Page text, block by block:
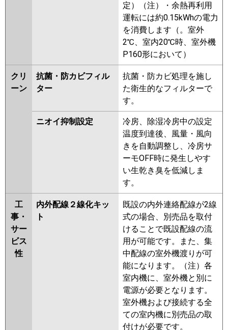
定）（注）・余熱再利用
運転には約0.15kWhの電力
を消費します（。室外
2℃、室内20℃時、室外機
P160形において）
クリ
ーン
抗菌・防カビフィル
ター
抗菌・防カビ処理を施し
た衛生的なフィルターで
す。
ニオイ抑制設定
冷房、除湿冷房中の設定
温度到達後、風量・風向
きを自動調整し、冷房サ
ーモOFF時に発生しやす
い生乾き臭を低減しま
す。
工
事・
サー
ビス
性
内外配線２線化キッ
ト
既設の内外連絡配線が2線
式の場合、別売品を取付
けることで既設配線の流
用が可能です。また、集
中配線の室外機渡りが可
能になります。（注）各
室内機に、室外機と別に
電源が必要となります。
室外機および接続する全
ての室内機に別売品の取
付けが必要です。